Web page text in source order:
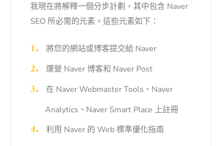
我現在將解釋一個分步計劃，其中包含 Naver
SEO 所必需的元素。這些元素如下：
將您的網站或博客提交給 Naver
運營 Naver 博客和 Naver Post
在 Naver Webmaster Tools、Naver
Analytics、Naver Smart Place 上註冊
利用 Naver 的 Web 標準優化指南